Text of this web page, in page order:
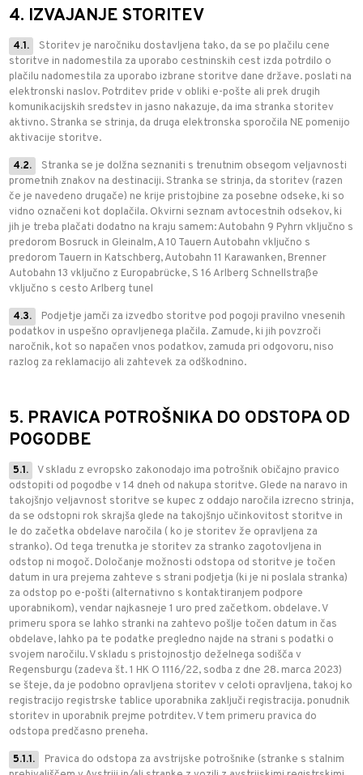
4. IZVAJANJE STORITEV
4.1.
Storitev je naročniku dostavljena tako, da se po plačilu cene
storitve in nadomestila za uporabo cestninskih cest izda potrdilo o
plačilu nadomestila za uporabo izbrane storitve dane države. poslati na
elektronski naslov. Potrditev pride v obliki e-pošte ali prek drugih
komunikacijskih sredstev in jasno nakazuje, da ima stranka storitev
aktivno. Stranka se strinja, da druga elektronska sporočila NE pomenijo
aktivacije storitve.
4.2.
Stranka se je dolžna seznaniti s trenutnim obsegom veljavnosti
prometnih znakov na destinaciji. Stranka se strinja, da storitev (razen
če je navedeno drugače) ne krije pristojbine za posebne odseke, ki so
vidno označeni kot doplačila. Okvirni seznam avtocestnih odsekov, ki
jih je treba plačati dodatno na kraju samem: Autobahn 9 Pyhrn vključno s
predorom Bosruck in Gleinalm, A 10 Tauern Autobahn vključno s
predorom Tauern in Katschberg, Autobahn 11 Karawanken, Brenner
Autobahn 13 vključno z Europabrücke, S 16 Arlberg Schnellstraße
vključno s cesto Arlberg tunel
4.3.
Podjetje jamči za izvedbo storitve pod pogoji pravilno vnesenih
podatkov in uspešno opravljenega plačila. Zamude, ki jih povzroči
naročnik, kot so napačen vnos podatkov, zamuda pri odgovoru, niso
razlog za reklamacijo ali zahtevek za odškodnino.
5. PRAVICA POTROŠNIKA DO ODSTOPA OD
POGODBE
5.1.
V skladu z evropsko zakonodajo ima potrošnik običajno pravico
odstopiti od pogodbe v 14 dneh od nakupa storitve. Glede na naravo in
takojšnjo veljavnost storitve se kupec z oddajo naročila izrecno strinja,
da se odstopni rok skrajša glede na takojšnjo učinkovitost storitve in
le do začetka obdelave naročila ( ko je storitev že opravljena za
stranko). Od tega trenutka je storitev za stranko zagotovljena in
odstop ni mogoč. Določanje možnosti odstopa od storitve je točen
datum in ura prejema zahteve s strani podjetja (ki je ni poslala stranka)
za odstop po e-pošti (alternativno s kontaktiranjem podpore
uporabnikom), vendar najkasneje 1 uro pred začetkom. obdelave. V
primeru spora se lahko stranki na zahtevo pošlje točen datum in čas
obdelave, lahko pa te podatke pregledno najde na strani s podatki o
svojem naročilu. V skladu s pristojnostjo deželnega sodišča v
Regensburgu (zadeva št. 1 HK O 1116/22, sodba z dne 28. marca 2023)
se šteje, da je podobno opravljena storitev v celoti opravljena, takoj ko
registracijo registrske tablice uporabnika zaključi registracija. ponudnik
storitev in uporabnik prejme potrditev. V tem primeru pravica do
odstopa predčasno preneha.
5.1.1.
Pravica do odstopa za avstrijske potrošnike (stranke s stalnim